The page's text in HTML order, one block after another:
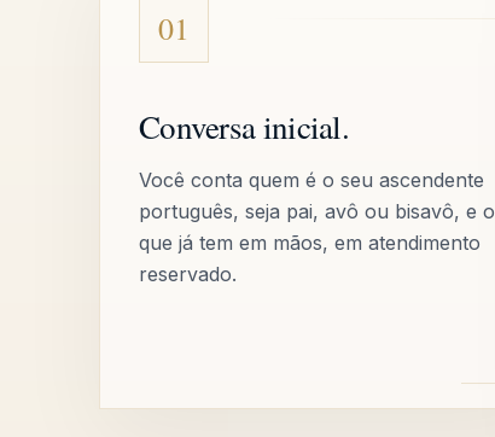
01
Conversa inicial.
Você conta quem é o seu ascendente
português, seja pai, avô ou bisavô, e o
que já tem em mãos, em atendimento
reservado.